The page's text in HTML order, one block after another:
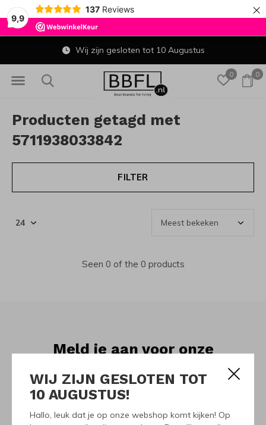
9,9
137 Reviews ×
WIJ ZIJN GESLOTEN TOT
10 AUGUSTUS!
Hallo, leuk dat je op onze webshop komt kijken! Op
0 0
Wij zijn gesloten tot 10 Augustus
Producten getagd met
5711938033842
FILTER
Seen 0 of the 0 products
Meld je aan voor onze
Ontvang de nieuwste aanbiedingen en promoties